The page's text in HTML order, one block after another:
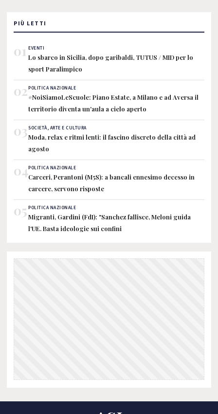
PIÙ LETTI
01 EVENTI
Lo sbarco in Sicilia, dopo garibaldi, TUTUS / MID per lo
sport Paralimpico
02POLITICA NAZIONALE
#NoiSiamoLeScuole: Piano Estate, a Milano e ad Aversa il
territorio diventa un'aula a cielo aperto
03SOCIETÀ, ARTE E CULTURA
Moda, relax e ritmi lenti: il fascino discreto della città ad
agosto
04POLITICA NAZIONALE
Carceri, Perantoni (M5S): a bancali ennesimo decesso in
carcere, servono risposte
05 POLITICA NAZIONALE
Migranti, Gardini (FdI): "Sanchez fallisce, Meloni guida
l'UE. Basta ideologie sui confini